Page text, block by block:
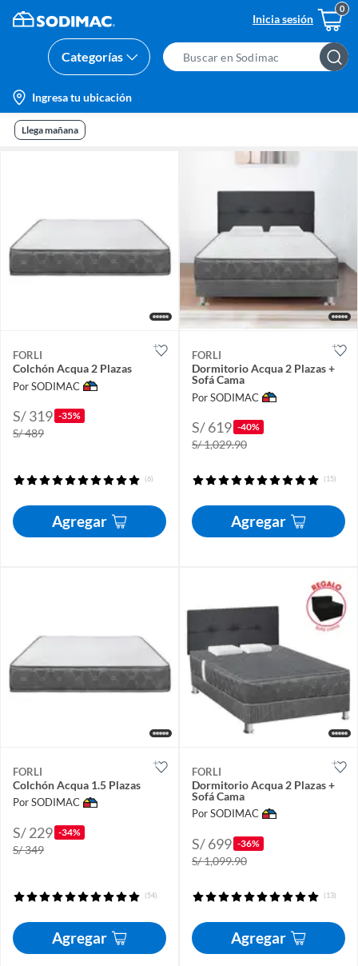
Inicia sesión
Categorías
Search
Bar
location-
icon
Ingresa tu ubicación
Llega mañana
FORLI
Colchón Acqua 2 Plazas
Por SODIMAC
S/ 319 -35%
S/ 489
(6)
Agregar
FORLI
Dormitorio Acqua 2 Plazas +
Sofá Cama
Por SODIMAC
S/ 619 -40%
S/ 1,029.90
(15)
Agregar
FORLI
Colchón Acqua 1.5 Plazas
Por SODIMAC
S/ 229 -34%
S/ 349
(54)
Agregar
FORLI
Dormitorio Acqua 2 Plazas +
Sofá Cama
Por SODIMAC
S/ 699 -36%
S/ 1,099.90
(13)
Agregar